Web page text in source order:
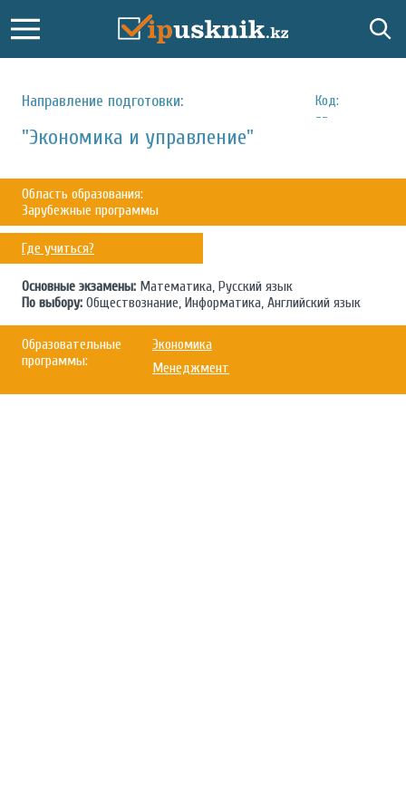
Направление подготовки:
Код:
--
"Экономика и управление"
Область образования:
Зарубежные программы
Где учиться?
Основные экзамены: Математика, Русский язык
По выбору: Обществознание, Информатика, Английский язык
Образовательные
программы:
Экономика
Менеджмент